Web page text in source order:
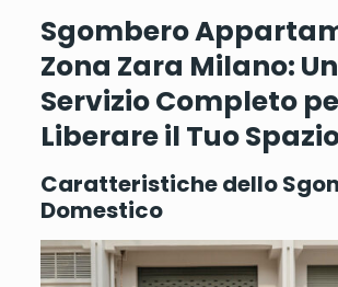
Sgombero
Zona Zara Milano: Un
Servizio Completo
Liberare il Tuo
Caratteristiche dello
Domestico